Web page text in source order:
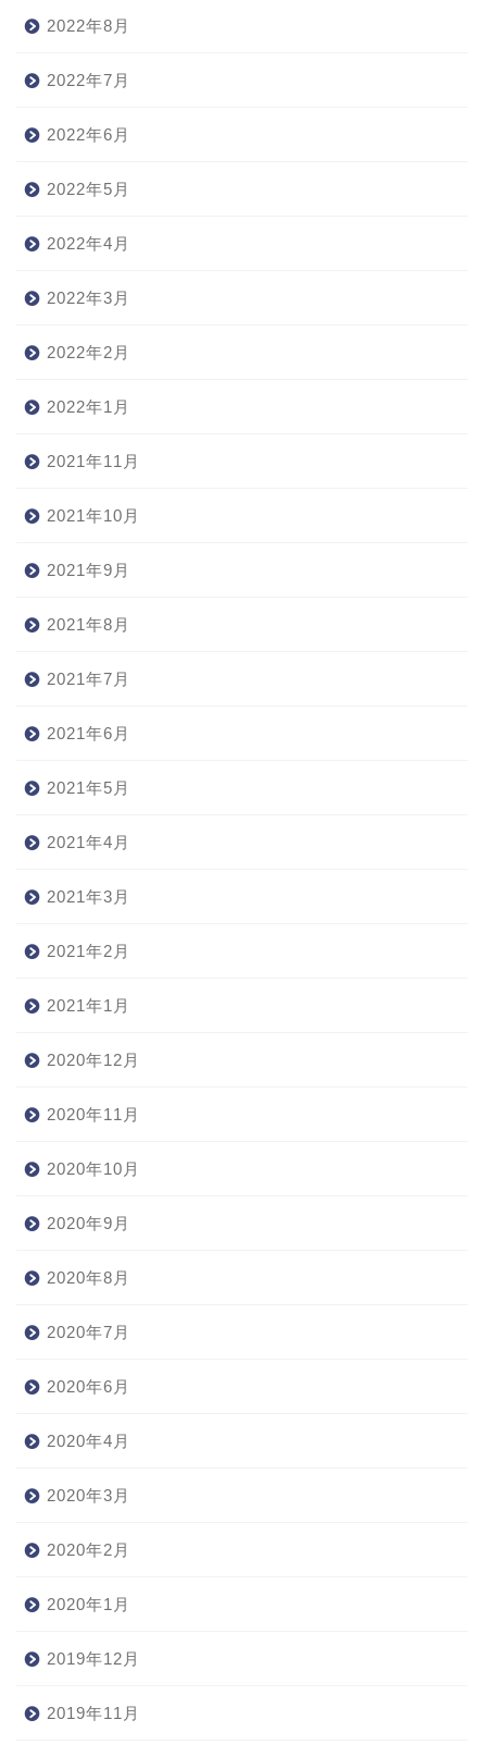
2022年8月
2022年7月
2022年6月
2022年5月
2022年4月
2022年3月
2022年2月
2022年1月
2021年11月
2021年10月
2021年9月
2021年8月
2021年7月
2021年6月
2021年5月
2021年4月
2021年3月
2021年2月
2021年1月
2020年12月
2020年11月
2020年10月
2020年9月
2020年8月
2020年7月
2020年6月
2020年4月
2020年3月
2020年2月
2020年1月
2019年12月
2019年11月